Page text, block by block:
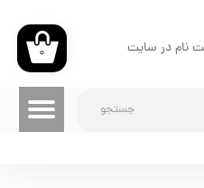
جستجو
۰ نام در سایت